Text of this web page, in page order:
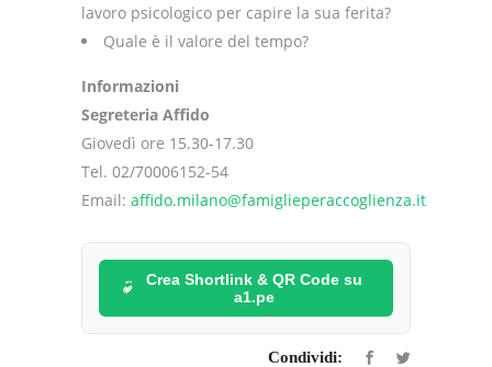
lavoro psicologico per capire la sua ferita?
Quale è il valore del tempo?
Informazioni
Segreteria Affido
Giovedì ore 15.30-17.30
Tel. 02/70006152-54
Email: affido.milano@famiglieperaccoglienza.it
Crea Shortlink & QR Code su
a1.pe
Condividi: